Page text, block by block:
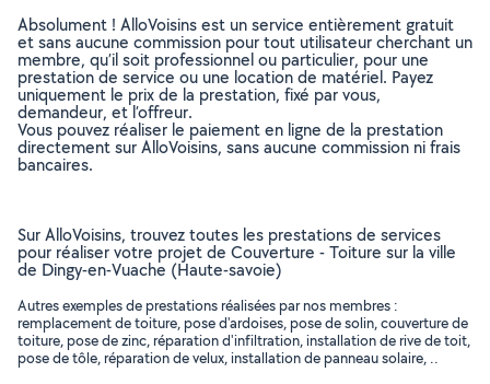
Absolument ! AlloVoisins est un service entièrement gratuit
et sans aucune commission pour tout utilisateur cherchant un
membre, qu’il soit professionnel ou particulier, pour une
prestation de service ou une location de matériel. Payez
uniquement le prix de la prestation, fixé par vous,
demandeur, et l’offreur.
Vous pouvez réaliser le paiement en ligne de la prestation
directement sur AlloVoisins, sans aucune commission ni frais
bancaires.
Sur AlloVoisins, trouvez toutes les prestations de services
pour réaliser votre projet de Couverture - Toiture sur la ville
de Dingy-en-Vuache (Haute-savoie)
Autres exemples de prestations réalisées par nos membres :
remplacement de toiture, pose d'ardoises, pose de solin, couverture de
toiture, pose de zinc, réparation d'infiltration, installation de rive de toit,
pose de tôle, réparation de velux, installation de panneau solaire, ..